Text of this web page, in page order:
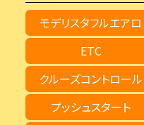
モデリスタフルエアロ
ETC
クルーズコントロール
プッシュスタート